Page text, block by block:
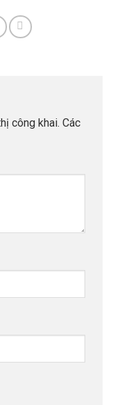
công khai. Các